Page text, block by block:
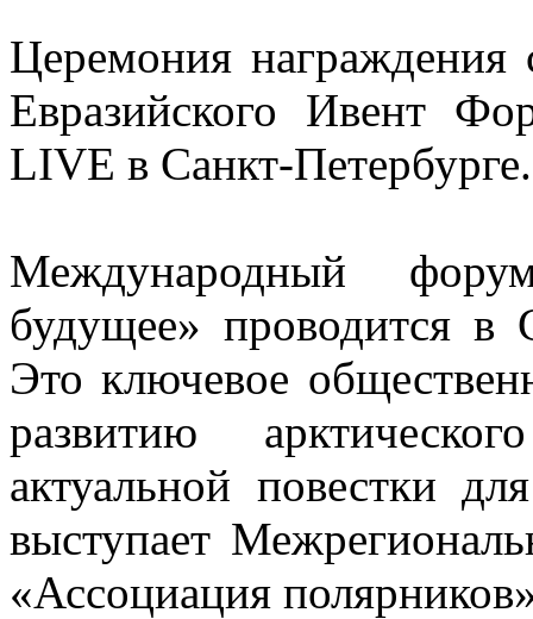
Церемония награждения
Евразийского Ивент
LIVE в Санкт-Петербурге.
Международный
будущее» проводится в
Это ключевое
развитию
актуальной повестки
выступает
«Ассоциация